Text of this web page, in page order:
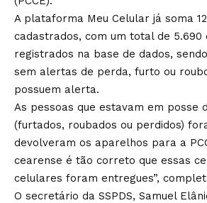
A plataforma Meu Celular já soma
cadastrados, com um total de 5.690
registrados na base de dados,
sem alertas de perda, furto ou
possuem alerta.
As pessoas que estavam em posse
(furtados, roubados ou perdidos)
devolveram os aparelhos para a
cearense é tão correto que essas
celulares foram entregues”,
O secretário da SSPDS, Samuel